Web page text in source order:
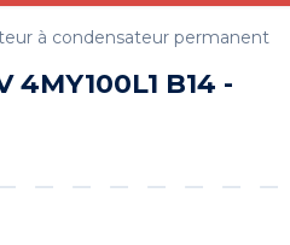
à condensateur permanent
B14 -